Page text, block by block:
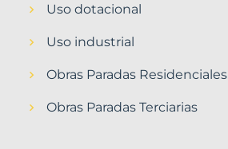
Uso dotacional
Uso industrial
Obras Paradas Residenciales
Obras Paradas Terciarias